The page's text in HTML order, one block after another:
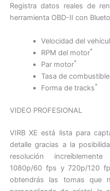
Registra datos reales de
herramienta OBD-II con
Velocidad del
RPM del motor*
Par motor*
Tasa de
Forma de tracks*
VIDEO PROFESIONAL
VIRB XE está lista para
detalle gracias a la
resolución
1080p/60 fps y 720p/120
obtendrás las tomas que